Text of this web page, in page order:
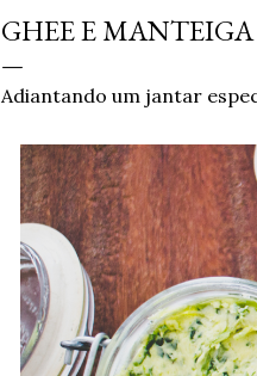
GHEE E MANTEIGA
Adiantando um jantar